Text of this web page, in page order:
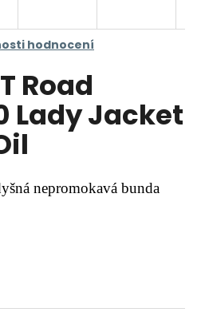
hodnocení
Road
Lady Jacket
nepromokavá bunda